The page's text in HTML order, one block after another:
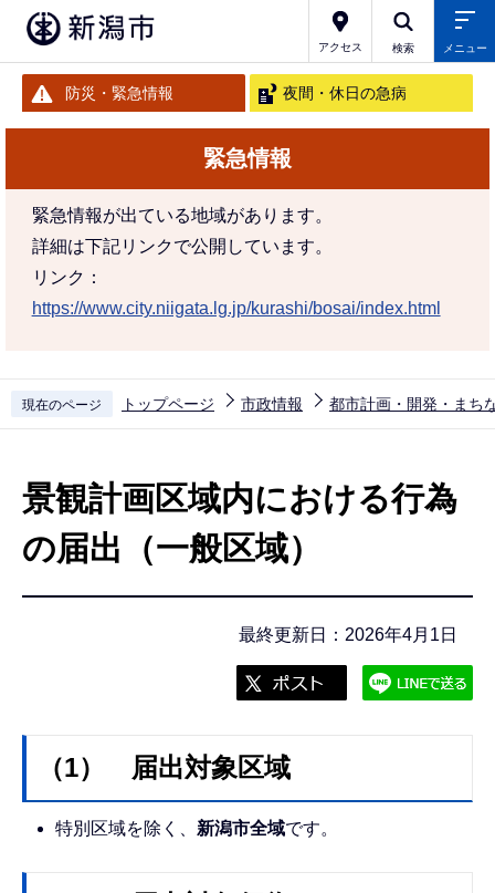
アクセス 検索 メニュー
防災・緊急情報 夜間・休日の急病
緊急情報
緊急情報が出ている地域があります。
詳細は下記リンクで公開しています。
リンク：
https://www.city.niigata.lg.jp/kurashi/bosai/index.html
現在のページ トップページ 市政情報 都市計画・開発・まち
景観計画区域内における行為
の届出（一般区域）
最終更新日：2026年4月1日
（1） 届出対象区域
特別区域を除く、 新潟市全域です。